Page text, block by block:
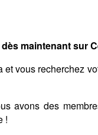
maintenant sur
et vous recherchez
avons des
!